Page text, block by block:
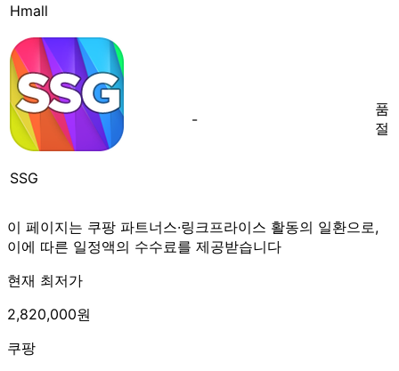
Hmall
SSG
-
품
절
이 페이지는 쿠팡 파트너스·링크프라이스 활동의 일환으로,
이에 따른 일정액의 수수료를 제공받습니다
현재 최저가
2,820,000원
쿠팡